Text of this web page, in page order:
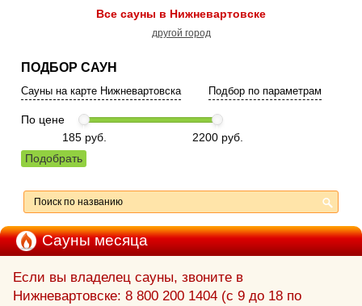
Все сауны в Нижневартовске
другой город
ПОДБОР САУН
Сауны на карте Нижневартовска Подбор по параметрам
По цене
185 руб.
2200 руб.
Подобрать
Сауны месяца
Если вы владелец сауны, звоните в
Нижневартовске: 8 800 200 1404 (с 9 до 18 по